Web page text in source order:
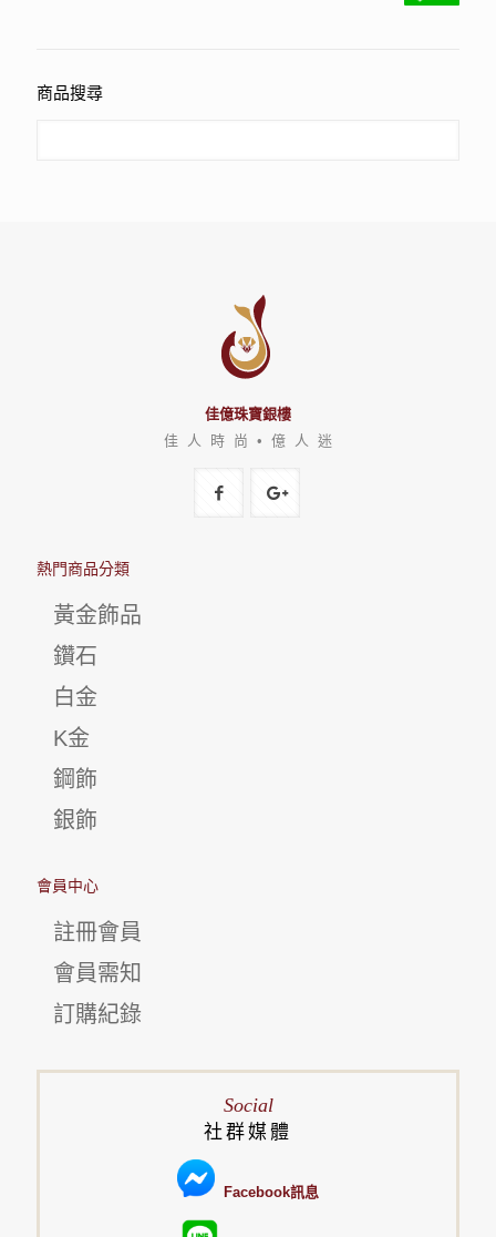
商品搜尋
佳億珠寶銀樓
佳 人 時 尚 • 億 人 迷
熱門商品分類
黃金飾品
鑽石
白金
K金
鋼飾
銀飾
會員中心
註冊會員
會員需知
訂購紀錄
Social
社群媒體
Facebook訊息